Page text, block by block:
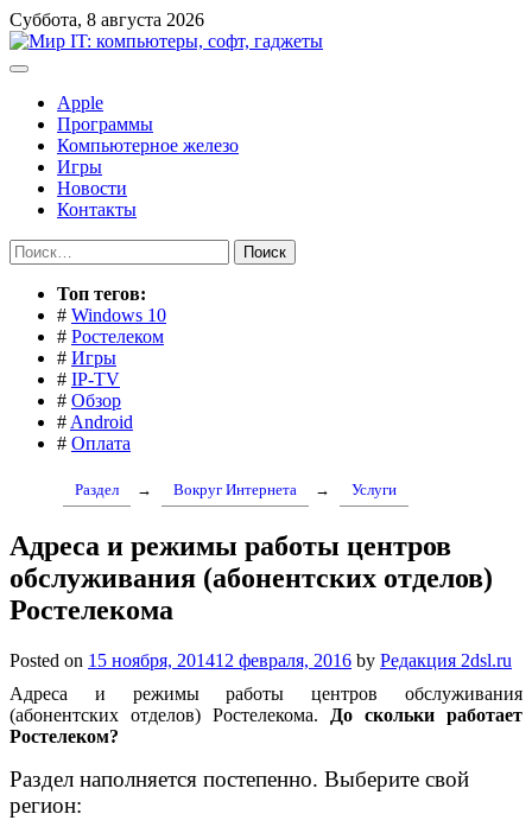
Перейти
к
содержимому
Суббота, 8 августа 2026
Apple
Программы
Компьютерное железо
Игры
Новости
Контакты
Найти:
Toп тегов:
# Windows 10
# Ростелеком
# Игры
# IP-TV
# Обзор
# Android
# Оплата
Раздел → Вокруг Интернета → Услуги
Адреса и режимы работы центров
обслуживания (абонентских отделов)
Ростелекома
Posted on 15 ноября, 201412 февраля, 2016 by Редакция 2dsl.ru
Адреса и режимы работы центров обслуживания
(абонентских отделов) Ростелекома.
До скольки работает
Ростелеком?
Раздел наполняется постепенно. Выберите свой
регион: